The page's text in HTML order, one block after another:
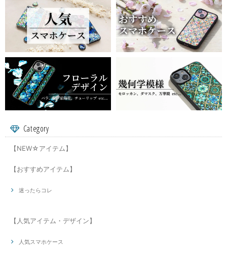
Category
【NEW☆アイテム】
【おすすめアイテム】
迷ったらコレ
【人気アイテム・デザイン】
人気スマホケース